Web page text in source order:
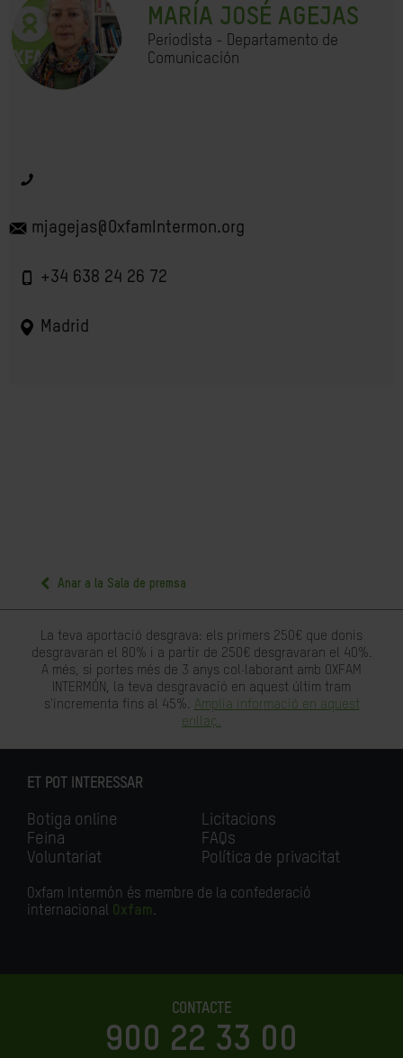
MARÍA JOSÉ AGEJAS
Periodista - Departamento de
Comunicación
mjagejas@OxfamIntermon.org
+34 638 24 26 72
Madrid
Anar a la Sala de premsa
La teva aportació desgrava: els primers 250€ que donis
desgravaran el 80% i a partir de 250€ desgravaran el 40%.
A més, si portes més de 3 anys col·laborant amb OXFAM
INTERMÓN, la teva desgravació en aquest últim tram
s'incrementa fins al 45%. Amplia informació en aquest
enllaç.
ET POT INTERESSAR
Botiga online
Feina
Voluntariat
Licitacions
FAQs
Política de privacitat
Oxfam Intermón és membre de la confederació
internacional Oxfam.
CONTACTE
900 22 33 00